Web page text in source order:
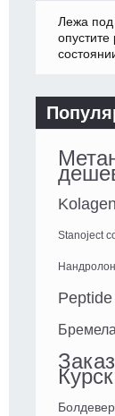
Лежа под
Stanoject
Курск